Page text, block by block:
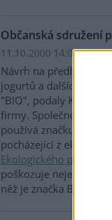
Občanská sdružení
11.10.2000 14:03 |
Návrh na předběžné
jogurtů a dalších
"BIO", podaly
firmy. Společnost
používá značku BIO,
pocházející z
Ekologického
poškozuje nejenom
něž je značka BIO